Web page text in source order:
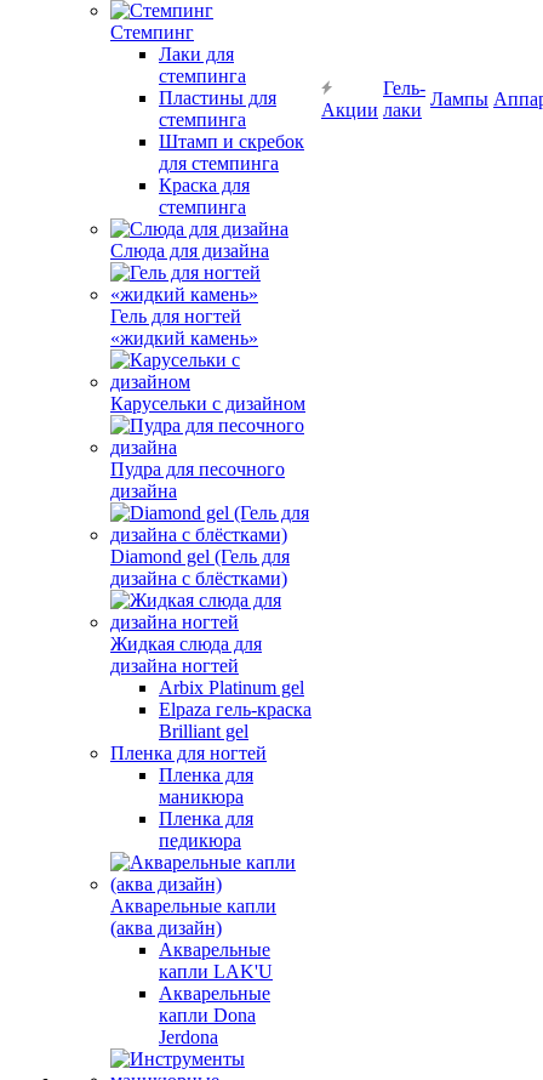
Стемпинг
Лаки для
стемпинга
Пластины для
стемпинга
Штамп и скребок
для стемпинга
Краска для
стемпинга
Слюда для дизайна
Гель для ногтей
«жидкий камень»
Карусельки с дизайном
Пудра для песочного
дизайна
Diamond gel (Гель для
дизайна с блёстками)
Жидкая слюда для
дизайна ногтей
Arbix Platinum gel
Elpaza гель-краска
Brilliant gel
Пленка для ногтей
Пленка для
маникюра
Пленка для
педикюра
Акварельные капли
(аква дизайн)
Акварельные
капли LAK'U
Акварельные
капли Dona
Jerdona
Акции
Гель-
лаки
Лампы